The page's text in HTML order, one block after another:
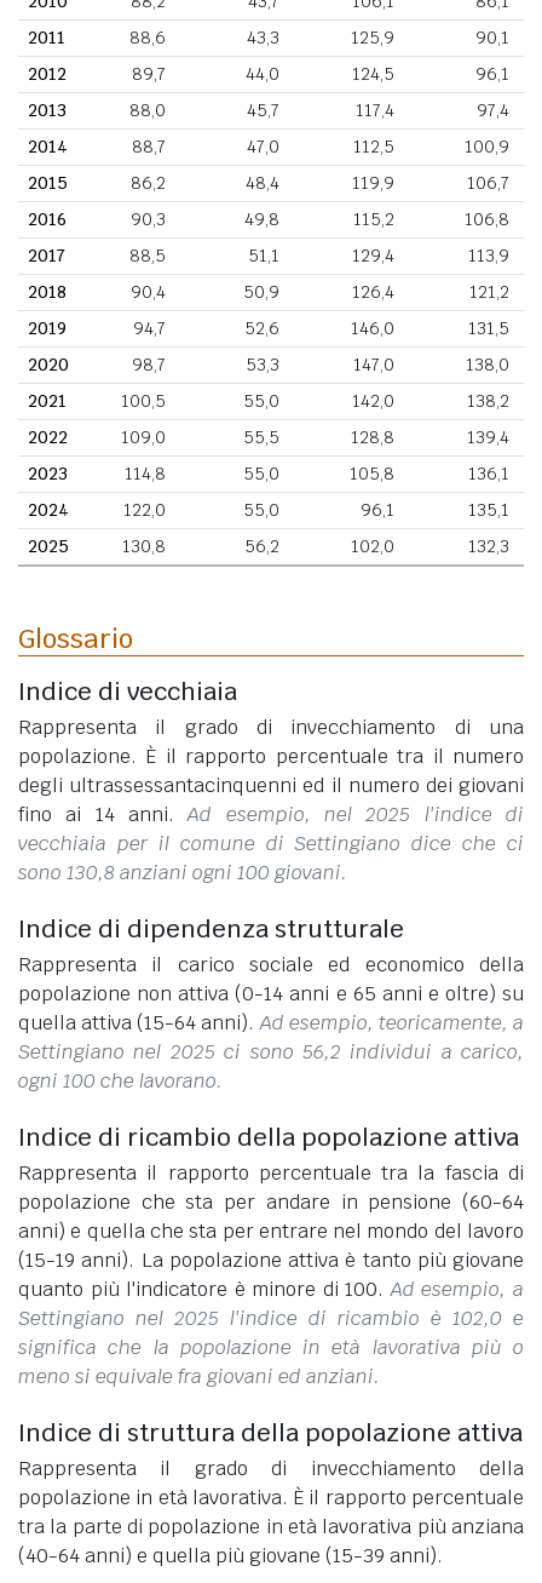
2011
88,6 43,3 125,9
90,1
2012
89,7 44,0 124,5
96,1
2013
88,0 45,7 117,4
97,4
2014
88,7 47,0 112,5
100,9
2015
86,2 48,4 119,9
106,7
2016
90,3 49,8 115,2
106,8
2017
88,5 51,1 129,4
113,9
2018
90,4 50,9 126,4
121,2
2019
94,7 52,6 146,0
131,5
2020
98,7 53,3 147,0
138,0
2021
100,5 55,0 142,0
138,2
2022
109,0 55,5 128,8
139,4
2023
114,8 55,0 105,8
136,1
2024
122,0 55,0 96,1
135,1
2025
130,8 56,2 102,0 132,3
Glossario
Indice di vecchiaia
Rappresenta il grado di invecchiamento di una
popolazione. È il rapporto percentuale tra il numero
degli ultrassessantacinquenni ed il numero dei giovani
fino ai 14 anni.Ad esempio, nel 2025 l'indice di
vecchiaia per il comune di Settingiano dice che ci
sono 130,8 anziani ogni 100 giovani.
Indice di dipendenza strutturale
Rappresenta il carico sociale ed economico della
popolazione non attiva (0-14 anni e 65 anni e oltre) su
quella attiva (15-64 anni).Ad esempio, teoricamente, a
Settingiano nel 2025 ci sono 56,2 individui a carico,
ogni 100 che lavorano.
Indice di ricambio della popolazione attiva
Rappresenta il rapporto percentuale tra la fascia di
popolazione che sta per andare in pensione (60-64
anni) e quella che sta per entrare nel mondo del lavoro
(15-19 anni). La popolazione attiva è tanto più giovane
quanto più l'indicatore è minore di 100.Ad esempio, a
Settingiano nel 2025 l'indice di ricambio è 102,0 e
significa che la popolazione in età lavorativa più o
meno si equivale fra giovani ed anziani.
Indice di struttura della popolazione attiva
Rappresenta il grado di invecchiamento della
popolazione in età lavorativa. È il rapporto percentuale
tra la parte di popolazione in età lavorativa più anziana
(40-64 anni) e quella più giovane (15-39 anni).